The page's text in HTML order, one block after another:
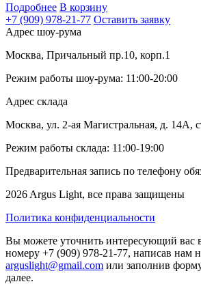
Подробнее В корзину
+7 (909) 978-21-77 Оставить заявку
Адрес шоу-рума
Москва, Причальный пр.10, корп.1
Режим работы шоу-рума: 11:00-20:00
Адрес склада
Москва, ул. 2-ая Магистральная, д. 14А,
Режим работы склада: 11:00-19:00
Предварительная запись по телефону
2026 Argus Light, все права защищены
Политика конфиденциальности
Вы можете уточнить интересующий вас
номеру +7 (909) 978-21-77, написав нам
arguslight@gmail.com или заполнив
далее.